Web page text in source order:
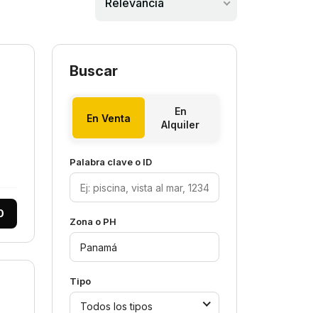
Relevancia
Buscar
En Venta
En
Alquiler
Palabra clave o ID
Zona o PH
Tipo
Todos los tipos